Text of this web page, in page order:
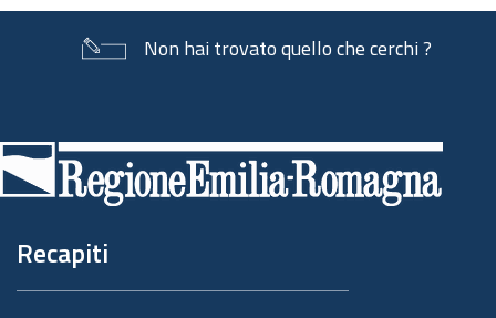
Non hai trovato quello che cerchi ?
di
pagina
Recapiti